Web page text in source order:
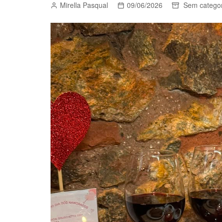
Mirella Pasqual 09/06/2026 Sem